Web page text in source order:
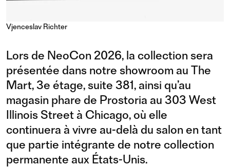
Vjenceslav Richter
Lors de NeoCon 2026, la collection sera
présentée dans notre showroom au The
Mart, 3e étage, suite 381, ainsi qu’au
magasin phare de Prostoria au 303 West
Illinois Street à Chicago, où elle
continuera à vivre au-delà du salon en tant
que partie intégrante de notre collection
permanente aux États-Unis.